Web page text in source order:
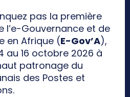
pas la première
l’e-Gouvernance et de
en Afrique (E-Gov’A),
au 16 octobre 2026 à
patronage du
des Postes et